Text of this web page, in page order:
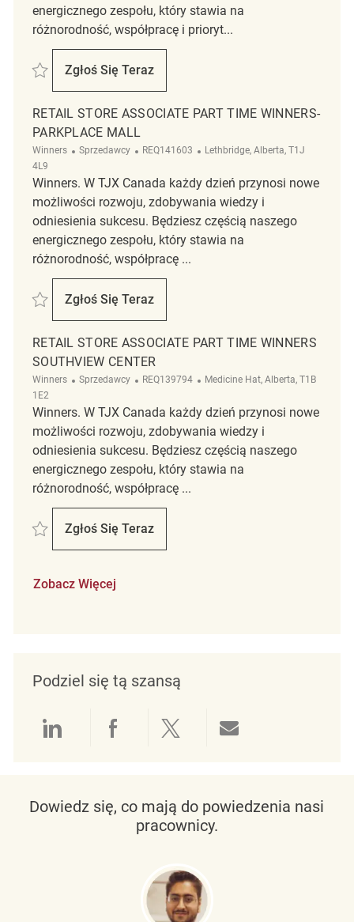
energicznego zespołu, który stawia na
różnorodność, współpracę i prioryt...
Zapisać Retail Store Associate Part Time Winners REQ141639
Zgłoś Się Teraz
Retail Store Associate Part Time Winners
RETAIL STORE ASSOCIATE PART TIME WINNERS-
PARKPLACE MALL
Winners Kategoria
Sprzedawcy ReqId
REQ141603 Lokalizacja
Lethbridge, Alberta, T1J
4L9
Winners. W TJX Canada każdy dzień przynosi nowe
możliwości rozwoju, zdobywania wiedzy i
odniesienia sukcesu. Będziesz częścią naszego
energicznego zespołu, który stawia na
różnorodność, współpracę ...
Zapisać Retail Store Associate Part Time Winners- ParkPlace Mall
Zgłoś Się Teraz
Retail Store Associate Part Time Winners-
RETAIL STORE ASSOCIATE PART TIME WINNERS
SOUTHVIEW CENTER
Winners Kategoria
Sprzedawcy ReqId
REQ139794 Lokalizacja
Medicine Hat, Alberta, T1B
1E2
Winners. W TJX Canada każdy dzień przynosi nowe
możliwości rozwoju, zdobywania wiedzy i
odniesienia sukcesu. Będziesz częścią naszego
energicznego zespołu, który stawia na
różnorodność, współpracę ...
Zapisać Retail Store Associate Part Time Winners Southview Center
Zgłoś Się Teraz
Retail Store Associate Part Time Winners
Zobacz Więcej
Podziel się tą szansą
Udostępnianie przez LinkedIn
Udostępnianie przez
Udostępnij przez
Dowiedz się, co mają do powiedzenia nasi
pracownicy.